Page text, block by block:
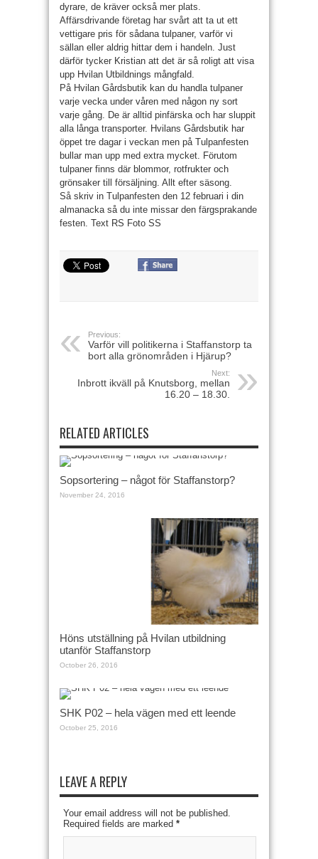
dyrare, de kräver också mer plats.
Affärsdrivande företag har svårt att ta ut ett
vettigare pris för sådana tulpaner, varför vi
sällan eller aldrig hittar dem i handeln. Just
därför tycker Kristian att det är så roligt att visa
upp Hvilan Utbildnings mångfald.
På Hvilan Gårdsbutik kan du handla tulpa­ner
varje vecka under våren med någon ny sort
varje gång. De är alltid pinfärska och har sluppit
alla långa transporter. Hvilans Gårdsbutik har
öppet tre dagar i veckan men på Tulpanfesten
bullar man upp med extra mycket. Förutom
tulpaner finns där blommor, rotfrukter och
grönsaker till försäljning. Allt efter säsong.
Så skriv in Tulpanfesten den 12 februari i din
almanacka så du inte missar den färgsprakande
festen. Text RS Foto SS
Previous:
Varför vill politikerna i Staffanstorp ta
bort alla grönområden i Hjärup?
Next:
Inbrott ikväll på Knutsborg, mellan
16.20 – 18.30.
RELATED ARTICLES
Sopsortering – något för Staffanstorp?
November 24, 2016
Höns utställning på Hvilan utbildning
utanför Staffanstorp
October 26, 2016
SHK P02 – hela vägen med ett leende
October 25, 2016
LEAVE A REPLY
Your email address will not be published.
Required fields are marked *